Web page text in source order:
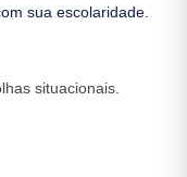
sua escolaridade.
situacionais.